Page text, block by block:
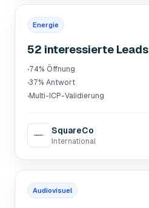
Energie
52 interessierte Leads
·74% Öffnung
·37% Antwort
·Multi-ICP-Validierung
SquareCo
International
Audiovisuel